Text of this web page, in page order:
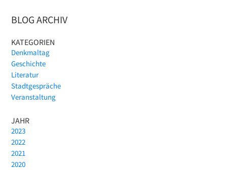
BLOG ARCHIV
KATEGORIEN
Denkmaltag
Geschichte
Literatur
Stadtgespräche
Veranstaltung
JAHR
2023
2022
2021
2020